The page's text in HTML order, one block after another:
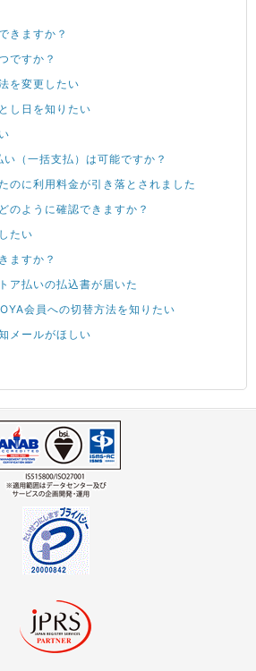
きますか？
ですか？
を変更したい
し日を知りたい
（一括支払）は可能ですか？
のに利用料金が引き落とされました
のように確認できますか？
たい
ますか？
ア払いの払込書が届いた
会員への切替方法を知りたい
メールがほしい